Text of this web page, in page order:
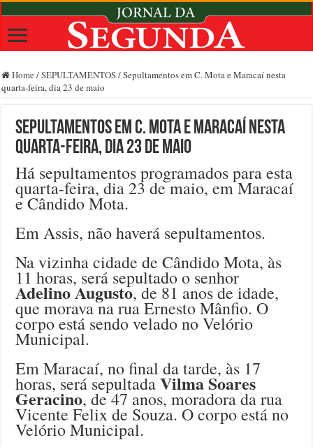
Home /SEPULTAMENTOS/Sepultamentos em C. Mota e Maracaí nesta
quarta-feira, dia 23 de maio
Sepultamentos em C. Mota e Maracaí nesta
quarta-feira, dia 23 de maio
Há sepultamentos programados para esta
quarta-feira, dia 23 de maio, em Maracaí
e Cândido Mota.
Em Assis, não haverá sepultamentos.
Na vizinha cidade de Cândido Mota, às
11 horas, será sepultado o senhor
Adelino Augusto, de 81 anos de idade,
que morava na rua Ernesto Mânfio. O
corpo está sendo velado no Velório
Municipal.
Em Maracaí, no final da tarde, às 17
horas, será sepultadaVilma Soares
Geracino, de 47 anos, moradora da rua
Vicente Felix de Souza. O corpo está no
Velório Municipal.